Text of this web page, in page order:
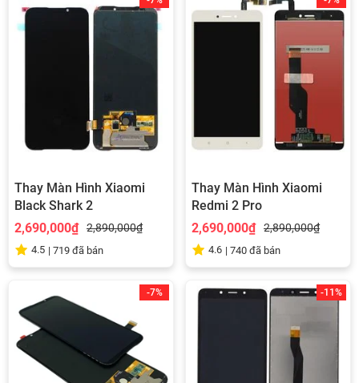
Thay Màn Hình Xiaomi
Black Shark 2
2,690,000₫
2,890,000₫
4.5 | 719 đã bán
Thay Màn Hình Xiaomi
Redmi 2 Pro
2,690,000₫
2,890,000₫
4.6 | 740 đã bán
-7% -11%